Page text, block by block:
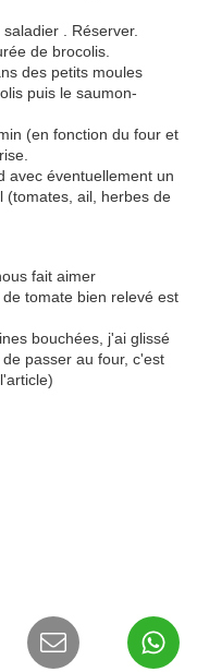
. Réserver.
de brocolis.
des petits moules
puis le saumon-
(en fonction du four et
avec éventuellement un
(tomates, ail, herbes de
fait aimer
tomate bien relevé est
bouchées, j'ai glissé
passer au four, c'est